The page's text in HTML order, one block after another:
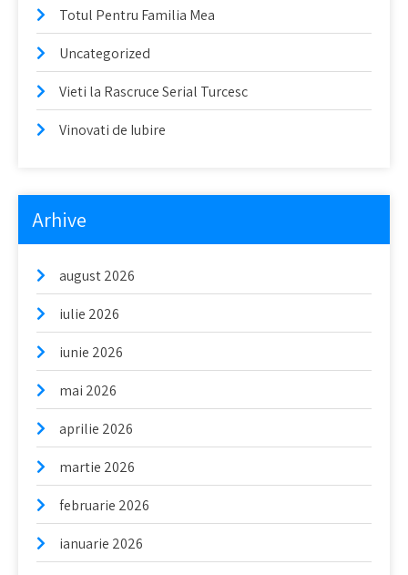
Totul Pentru Familia Mea
Uncategorized
Vieti la Rascruce Serial Turcesc
Vinovati de Iubire
Arhive
august 2026
iulie 2026
iunie 2026
mai 2026
aprilie 2026
martie 2026
februarie 2026
ianuarie 2026